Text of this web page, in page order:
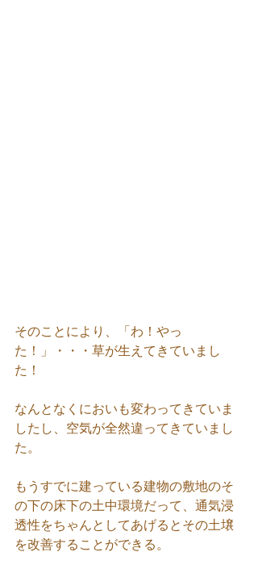
そのことにより、「わ！やっ
た！」・・・草が生えてきていまし
た！
なんとなくにおいも変わってきていま
したし、空気が全然違ってきていまし
た。
もうすでに建っている建物の敷地のそ
の下の床下の土中環境だって、通気浸
透性をちゃんとしてあげるとその土壌
を改善することができる。